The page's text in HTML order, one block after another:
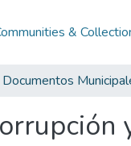
&
Documentos